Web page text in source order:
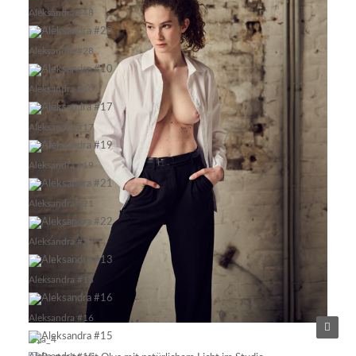
olya_4
Aleksandra #48
Aleksandra #28
Aleksandra #10
Aleksandra #17
Aleksandra #19
Aleksandra #21
Aleksandra #22
Aleksandra #13
Aleksandra #16